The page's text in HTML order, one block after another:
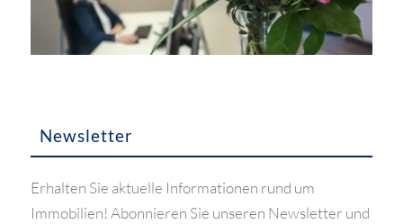
Newsletter
Erhalten Sie aktuelle Informationen rund um
Immobilien! Abonnieren Sie unseren Newsletter und